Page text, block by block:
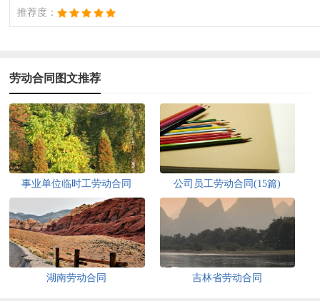
推荐度：
劳动合同图文推荐
事业单位临时工劳动合同 公司员工劳动合同(15篇)
湖南劳动合同 吉林省劳动合同